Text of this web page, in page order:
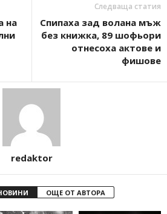
на
Следваща статия
Спипаха зад волана мъж
без книжка, 89 шофьори
отнесоха актове и
фишове
redaktor
ОЩЕ ОТ АВТОРА